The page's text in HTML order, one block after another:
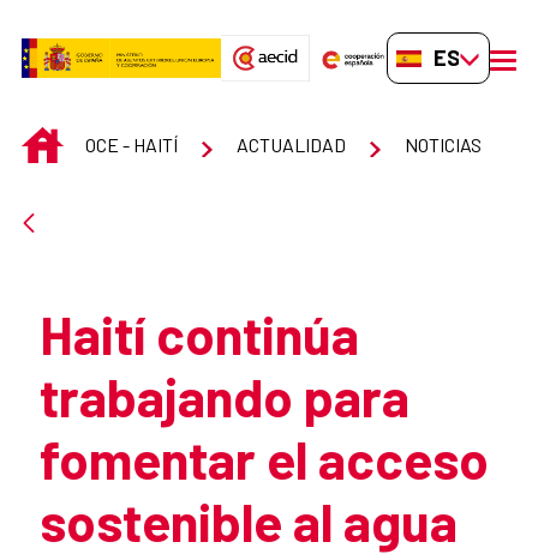
ES-ES
INICIOOCE - HAITÍ ACTUALIDAD NOTICIAS
Haití continúa
trabajando para
fomentar el acceso
sostenible al agua